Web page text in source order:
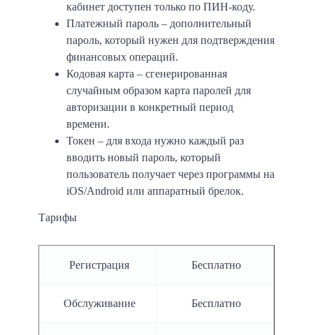
кабинет доступен только по ПИН-коду.
Платежный пароль – дополнительный
пароль, который нужен для подтверждения
финансовых операций.
Кодовая карта – сгенерированная
случайным образом карта паролей для
авторизации в конкретный период
времени.
Токен – для входа нужно каждый раз
вводить новый пароль, который
пользователь получает через программы на
iOS/Android или аппаратный брелок.
Тарифы
Регистрация Бесплатно
Обслуживание Бесплатно